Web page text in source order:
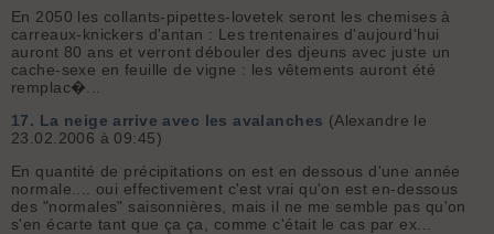
En 2050 les collants-pipettes-lovetek seront les chemises à
carreaux-knickers d'antan : Les trentenaires d'aujourd'hui
auront 80 ans et verront débouler des djeuns avec juste un
cache-sexe en feuille de vigne : les vêtements auront été
remplac�...
17. La neige arrive avec les avalanches (Alexandre le
23.02.2006 à 09:45)
En quantité de précipitations on est en dessous d'une année
normale.... oui effectivement c'est vrai qu'on est en-dessous
des "normales" saisonnières, mais il ne me semble pas qu'on
s'en écarte tant que ça ça, comme c'était le cas par ex...